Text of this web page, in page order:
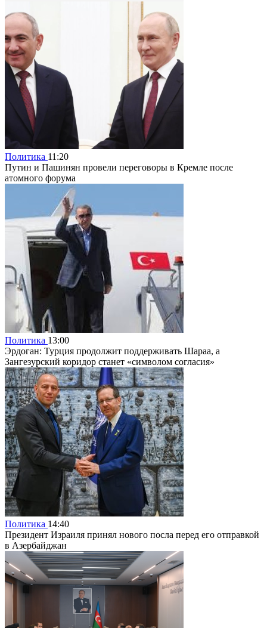
Политика 11:20
Путин и Пашинян провели переговоры в Кремле после
атомного форума
Политика 13:00
Эрдоган: Турция продолжит поддерживать Шараа, а
Зангезурский коридор станет «символом согласия»
Политика 14:40
Президент Израиля принял нового посла перед его отправкой
в Азербайджан